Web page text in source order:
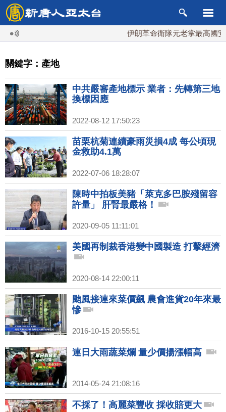
伊朗革命衛隊元老掌最高國安
關鍵字：產地
中共嚴審產地標示 業者：先轉第三地
換標因應
2022-08-12 17:50:23
苗栗杭菊連續豪雨災損4成 每公頃現
金救助4.1萬
2022-07-06 18:28:07
陳時中拍板美豬「萊克多巴胺殘留容
許量」 肝腎最嚴格！
2020-09-05 11:11:01
美國再制裁香港變中國製造 打擊經濟
2020-08-14 22:00:11
颱風接連來菜價飆 農會進貨20年來最
慘
2016-10-15 20:55:51
連日大雨蔬菜爛 量少價揚漲幅高
2014-05-24 21:08:16
不採了！高麗菜豐收 採收賠更大